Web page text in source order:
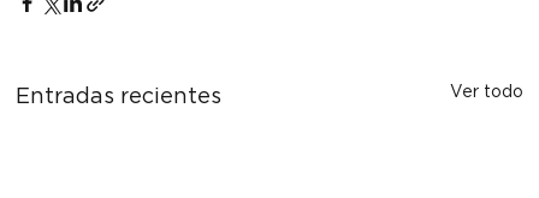
Entradas recientes Ver todo